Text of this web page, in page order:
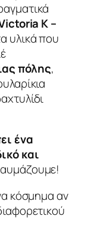
K –
υλικά που
πόλης,
ένα
και
κόσμημα αν